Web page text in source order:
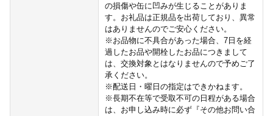
の損傷や缶に凹みが生じることがありま
す。お礼品は正規品を出荷しており、異常
はありませんのでご安心ください。
※お品物に不具合があった場合、7日を経
過したお品や開栓したお品につきまして
は、交換対象とはなりませんので予めご了
承ください。
※配送日・曜日の指定はできかねます。
※長期不在等で受取不可の日程がある場合
は、お申し込み時に必ず『その他お問い合